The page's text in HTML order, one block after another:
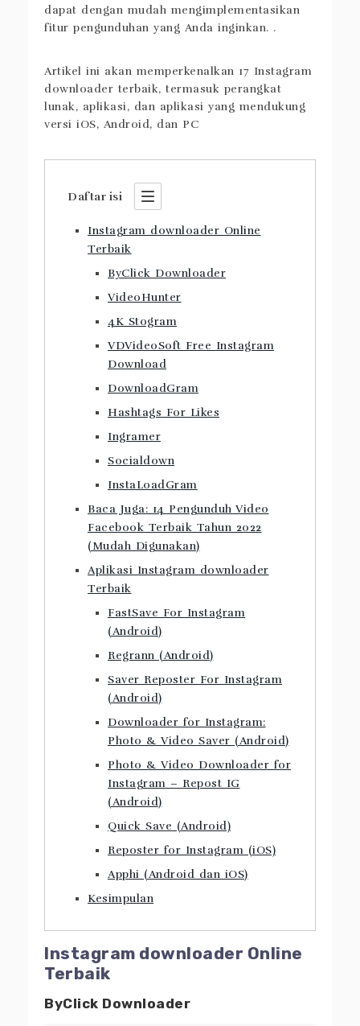
dapat dengan mudah mengimplementasikan
fitur pengunduhan yang Anda inginkan. .
Artikel ini akan memperkenalkan 17 Instagram
downloader terbaik, termasuk perangkat
lunak, aplikasi, dan aplikasi yang mendukung
versi iOS, Android, dan PC
Daftar isi
Instagram downloader Online
Terbaik
ByClick Downloader
VideoHunter
4K Stogram
VDVideoSoft Free Instagram
Download
DownloadGram
Hashtags For Likes
Ingramer
Socialdown
InstaLoadGram
Baca Juga: 14 Pengunduh Video
Facebook Terbaik Tahun 2022
(Mudah Digunakan)
Aplikasi Instagram downloader
Terbaik
FastSave For Instagram
(Android)
Regrann (Android)
Saver Reposter For Instagram
(Android)
Downloader for Instagram:
Photo & Video Saver (Android)
Photo & Video Downloader for
Instagram – Repost IG
(Android)
Quick Save (Android)
Reposter for Instagram (iOS)
Apphi (Android dan iOS)
Kesimpulan
Instagram downloader Online
Terbaik
ByClick Downloader